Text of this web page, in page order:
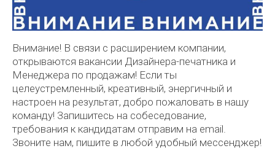
Внимание! В связи с расширением компании,
открываются вакансии Дизайнера-печатника и
Менеджера по продажам! Если ты
целеустремленный, креативный, энергичный и
настроен на результат, добро пожаловать в нашу
команду! Запишитесь на собеседование,
требования к кандидатам отправим на email.
Звоните нам, пишите в любой удобный мессенджер!